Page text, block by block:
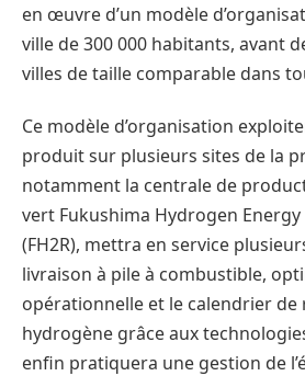
en œuvre d’un modèle
ville de 300 000 habitants, avant
villes de taille comparable dans
Ce modèle d’organisation
produit sur plusieurs sites de la
notamment la centrale de
vert Fukushima Hydrogen Energy
(FH2R), mettra en service
livraison à pile à combustible,
opérationnelle et le calendrier de
hydrogène grâce aux
enfin pratiquera une gestion de